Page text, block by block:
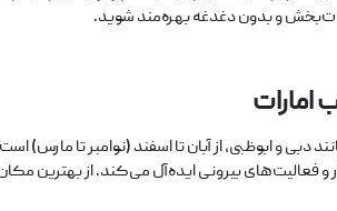
لذت‌بخش و بدون دغدغه بهره‌مند شوید.
امارات
دبی و ابوظبی، از آبان تا اسفند (نوامبر تا
و گذار و فعالیت‌های بیرونی ایده‌آل می‌کند. از